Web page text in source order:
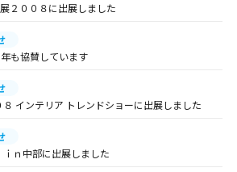
２００８に出展しました
も協賛しています
インテリア トレンドショーに出展しました
ｎ中部に出展しました